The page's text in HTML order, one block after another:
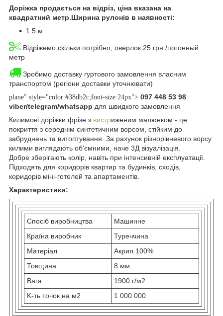
Доріжка продається на відріз, ціна вказана на
квадратний метр.Ширина рулонів в наявності:
1.5 м
Відріжемо скільки потрібно, оверлок 25 грн./погонный
метр
Зробимо доставку гуртового замовлення власним
транспортом (регіони доставки уточнювати)
plane" style="color:#38db2c;font-size:24px"> 097 448 53 98
viber/telegram/whatsapp для швидкого замовлення
Килимові доріжки фрізе з вистриженим малюнком - це
покриття з середнім синтетичним ворсом, стійким до
забруднень та витоптування. За рахунок різнорівневого ворсу
килими виглядають об‘ємними, наче 3Д візуалізація.
Добре зберігають колір, навіть при інтенсивній експлуатації.
Підходять для коридорів квартир та будинків, сходів,
коридорів міні-готелей та апартаментів.
Характеристики:
Спосіб виробництва
Машинне
Країна виробник
Туреччина
Матеріал
Акрил 100%
Товщина
8 мм
Вага
1900 г/м2
K-ть точок на м2
1 000 000